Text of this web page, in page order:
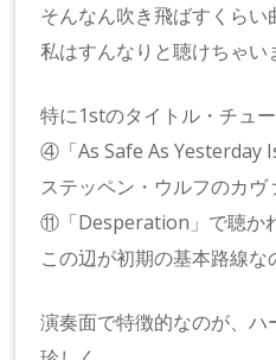
そんなん吹き飛ばすくらい
私はすんなりと聴けちゃい
特に1stのタイトル・チュ
④「As Safe As Yesterday Is
ステッペン・ウルフのカヴ
⑪「Desperation」で聴か
この辺が初期の基本路線な
演奏面で特徴的なのが、